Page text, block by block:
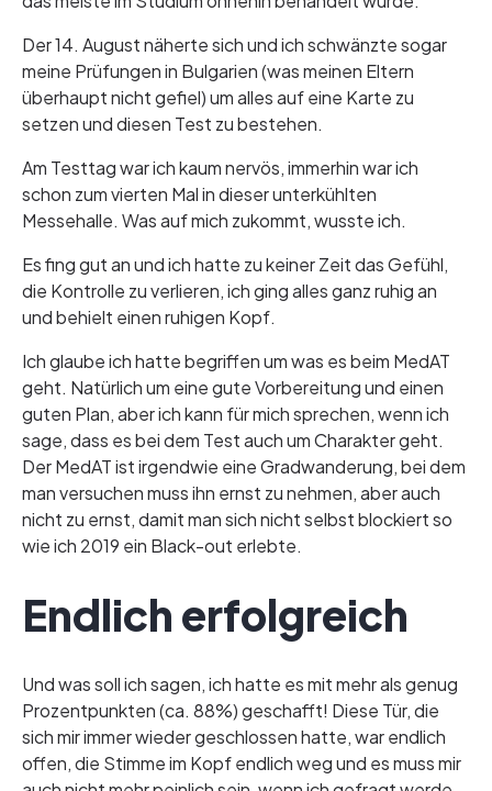
Der 14. August näherte sich und ich schwänzte sogar
meine Prüfungen in Bulgarien (was meinen Eltern
überhaupt nicht gefiel) um alles auf eine Karte zu
setzen und diesen Test zu bestehen.
Am Testtag war ich kaum nervös, immerhin war ich
schon zum vierten Mal in dieser unterkühlten
Messehalle. Was auf mich zukommt, wusste ich.
Es fing gut an und ich hatte zu keiner Zeit das Gefühl,
die Kontrolle zu verlieren, ich ging alles ganz ruhig an
und behielt einen ruhigen Kopf.
Ich glaube ich hatte begriffen um was es beim MedAT
geht. Natürlich um eine gute Vorbereitung und einen
guten Plan, aber ich kann für mich sprechen, wenn ich
sage, dass es bei dem Test auch um Charakter geht.
Der MedAT ist irgendwie eine Gradwanderung, bei dem
man versuchen muss ihn ernst zu nehmen, aber auch
nicht zu ernst, damit man sich nicht selbst blockiert so
wie ich 2019 ein Black-out erlebte.
Endlich erfolgreich
Und was soll ich sagen, ich hatte es mit mehr als genug
Prozentpunkten (ca. 88%) geschafft! Diese Tür, die
sich mir immer wieder geschlossen hatte, war endlich
offen, die Stimme im Kopf endlich weg und es muss mir